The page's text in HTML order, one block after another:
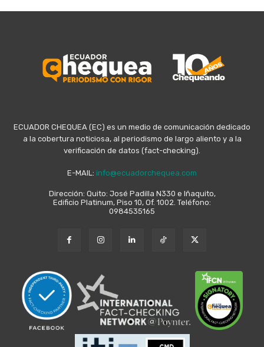
ECUADOR CHEQUEA (EC) es un medio de comunicación dedicado
a la cobertura noticiosa, al periodismo de largo aliento y a la
verificación de datos (fact-checking).
E-MAIL: info@ecuadorchequea.com
Dirección: Quito: José Padilla N330 e Iñaquito,
Edificio Platinum, Piso 10, Of. 1002. Teléfono:
0984535165